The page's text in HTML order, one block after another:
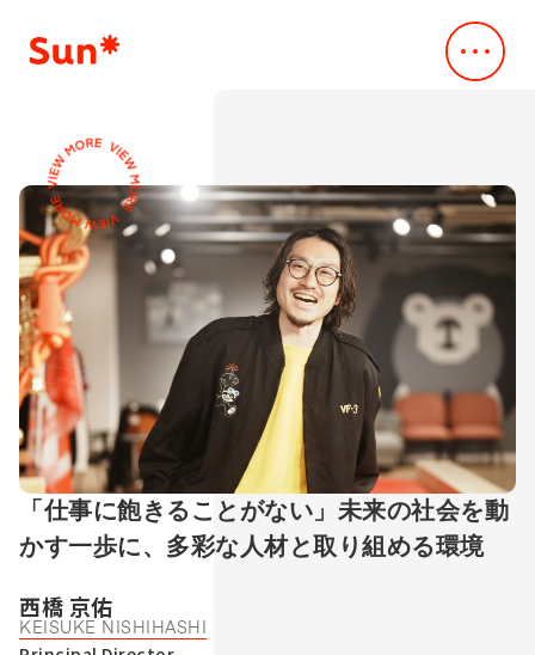
Company
会社概要
会社概要
Vision
Mission
Business
Company Profile
Leadership Team
Access
CEO Message
Service
事業内容
デジタル・クリエイティブスタジオ
Creative & Engineering
デザインxスペック主導のAI駆動開発
Dev*Ops
クラウド支援サービス
AI*deation
脆弱性診断サービス
ALLLY
Talent Platform
Our Works
事例・実績
News
ニュース
Sustainability
持続可能性
Sustainability
メッセージ
取り組みの方針
DX 事業共創
人材・チーム
コミュニティ
IR
IR情報
IR
IR（English）
経営方針
IRライブラリ
Career
採用情報
企業理念
「仕事に飽きることがない」未来の社会を動
かす一歩に、多彩な人材と取り組める環境
西橋 京佑
KEISUKE NISHIHASHI